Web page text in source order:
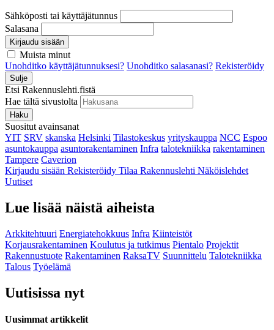
Sähköposti tai käyttäjätunnus
Salasana
Kirjaudu sisään
Muista minut
Unohditko käyttäjätunnuksesi? Unohditko salasanasi? Rekisteröidy
Sulje
Etsi Rakennuslehti.fistä
Hae tältä sivustolta
Haku
Suositut avainsanat
YIT SRV skanska Helsinki Tilastokeskus yrityskauppa NCC Espoo
asuntokauppa asuntorakentaminen Infra talotekniikka rakentaminen
Tampere Caverion
Kirjaudu sisään Rekisteröidy Tilaa Rakennuslehti Näköislehdet
Uutiset
Lue lisää näistä aiheista
Arkkitehtuuri Energiatehokkuus Infra Kiinteistöt
Korjausrakentaminen Koulutus ja tutkimus Pientalo Projektit
Rakennustuote Rakentaminen RaksaTV Suunnittelu Talotekniikka
Talous Työelämä
Uutisissa nyt
Uusimmat artikkelit